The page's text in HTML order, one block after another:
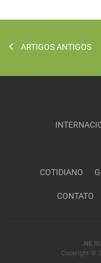
ARTIGOS ANTIGOS
COTIDIANO
CONTATO
NE
Copyright ©